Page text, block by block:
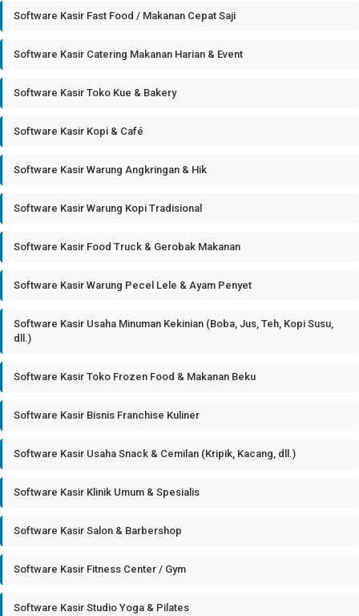
Software Kasir Fast Food / Makanan Cepat Saji
Software Kasir Catering Makanan Harian & Event
Software Kasir Toko Kue & Bakery
Software Kasir Kopi & Café
Software Kasir Warung Angkringan & Hik
Software Kasir Warung Kopi Tradisional
Software Kasir Food Truck & Gerobak Makanan
Software Kasir Warung Pecel Lele & Ayam Penyet
Software Kasir Usaha Minuman Kekinian (Boba, Jus, Teh, Kopi Susu,
dll.)
Software Kasir Toko Frozen Food & Makanan Beku
Software Kasir Bisnis Franchise Kuliner
Software Kasir Usaha Snack & Cemilan (Kripik, Kacang, dll.)
Software Kasir Klinik Umum & Spesialis
Software Kasir Salon & Barbershop
Software Kasir Fitness Center / Gym
Software Kasir Studio Yoga & Pilates